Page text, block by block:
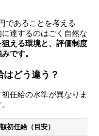
であることを考える
達するのはごく自然な
える環境と、評価制度
です。
どう違う？
任給の水準が異なりま
初任給（目安）